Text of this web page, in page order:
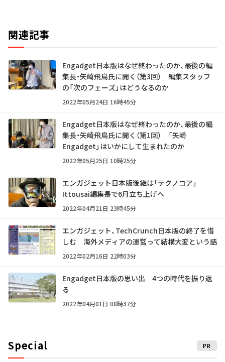
関連記事
Engadget日本版はなぜ終わったのか、最後の編
集長・矢崎飛鳥氏に聞く（第3回） 編集スタッフ
の「次のフェーズ」はどうなるのか
2022年05月24日 16時45分
Engadget日本版はなぜ終わったのか、最後の編
集長・矢崎飛鳥氏に聞く（第1回） 「矢崎
Engadget」はいかにして生まれたのか
2022年05月25日 10時25分
エンガジェット日本版後継は「テクノコア」
Ittousai編集長で6月立ち上げへ
2022年04月21日 23時45分
エンガジェット、TechCrunch日本版の終了を惜
しむ 海外メディアの運営って結構大変という話
2022年02月16日 22時03分
Engadget日本版の思い出 4つの時代を振り返
る
2022年04月01日 08時37分
Special PR